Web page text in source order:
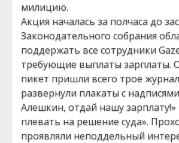
милицию.
Акция началась за полчаса до
Законодательного собрания
поддержать все сотрудники
требующие выплаты зарплаты.
пикет пришли всего трое
развернули плакаты с
Алешкин, отдай нашу зарплату!»
плевать на решение суда».
проявляли неподдельный